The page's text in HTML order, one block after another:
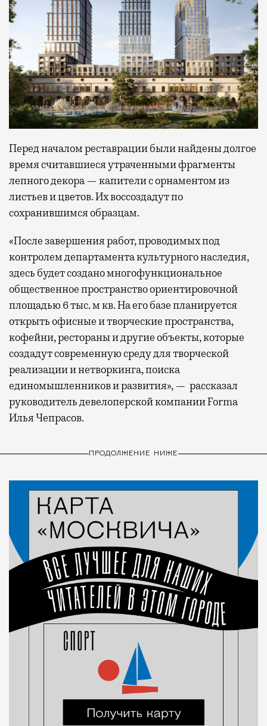
Перед началом реставрации были найдены долгое
время считавшиеся утраченными фрагменты
лепного декора — капители с орнаментом из
листьев и цветов. Их воссоздадут по
сохранившимся образцам.
«После завершения работ, проводимых под
контролем департамента культурного наследия,
здесь будет создано многофункциональное
общественное пространство ориентировочной
площадью 6 тыс. м кв. На его базе планируется
открыть офисные и творческие пространства,
кофейни, рестораны и другие объекты, которые
создадут современную среду для творческой
реализации и нетворкинга, поиска
единомышленников и развития», — рассказал
руководитель девелоперской компании Forma
Илья Чепрасов.
ПРОДОЛЖЕНИЕ НИЖЕ